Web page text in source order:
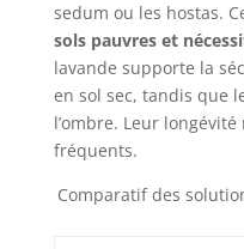
sedum ou les hostas.
sols pauvres et
lavande supporte la
en sol sec, tandis que
l’ombre. Leur
fréquents.
Comparatif des